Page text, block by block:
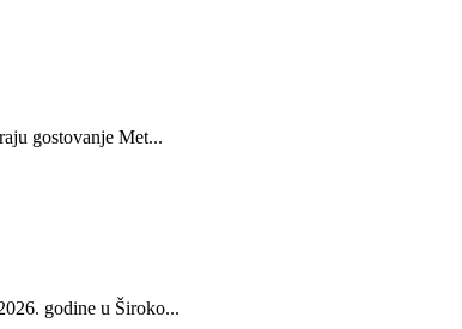
gostovanje Met...
godine u Široko...